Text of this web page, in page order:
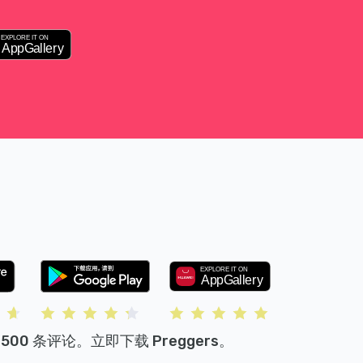
条评论。立即下载 Preggers。